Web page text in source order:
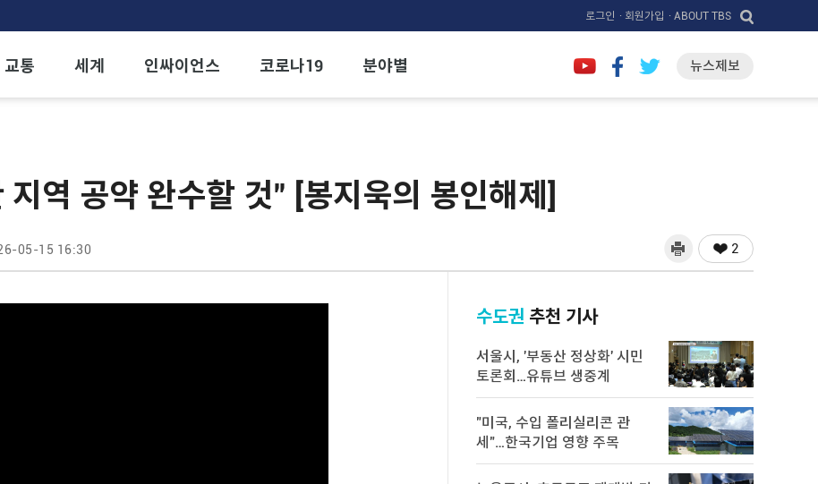
로그인 · 회원가입 · ABOUT TBS
교통 세계 인싸이언스 코로나19 분야별 뉴스제보
역 공약 완수할 것" [봉지욱의 봉인해제]
05-15 16:30 2
수도권 추천 기사
서울시, '부동산 정상화' 시민
토론회…유튜브 생중계
"미국, 수입 폴리실리콘 관
세"…한국기업 영향 주목